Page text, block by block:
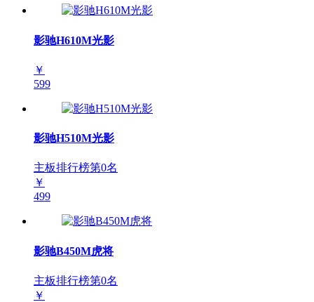
影驰H610M光影
￥
599
影驰H510M光影
主板排行榜第0名
￥
499
影驰B450M虎将
主板排行榜第0名
￥